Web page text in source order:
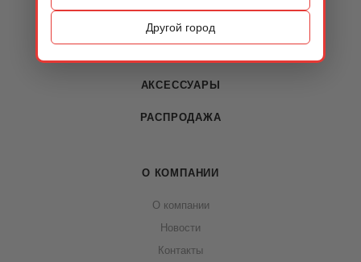
Другой город
ОБУВЬ
АКСЕССУАРЫ
РАСПРОДАЖА
О КОМПАНИИ
О компании
Новости
Контакты